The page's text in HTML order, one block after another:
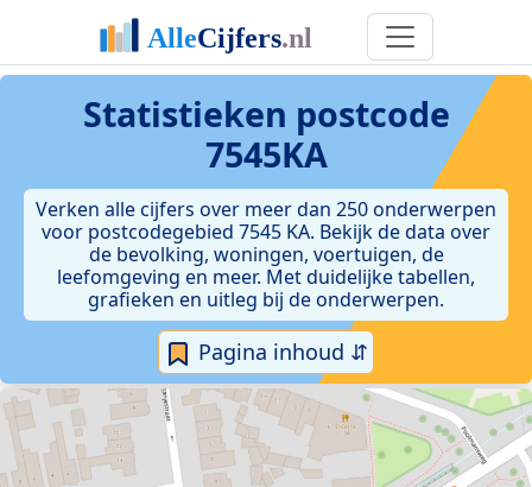
Statistieken postcode
7545KA
Verken alle cijfers over meer dan 250 onderwerpen
voor postcodegebied 7545 KA. Bekijk de data over
de bevolking, woningen, voertuigen, de
leefomgeving en meer. Met duidelijke tabellen,
grafieken en uitleg bij de onderwerpen.
Pagina inhoud ⇵